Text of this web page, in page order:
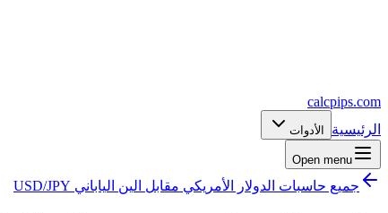
calcpips.com
الرئيسية
الأدوات
Open menu
جميع حاسبات الدولار الأمريكي مقابل الين الياباني USD/JPY